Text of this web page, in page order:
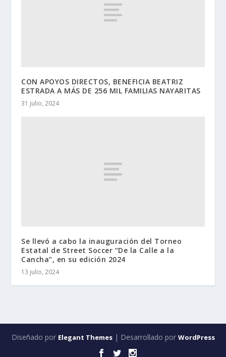
CON APOYOS DIRECTOS, BENEFICIA BEATRIZ
ESTRADA A MÁS DE 256 MIL FAMILIAS NAYARITAS
31 julio, 2024
Se llevó a cabo la inauguración del Torneo
Estatal de Street Soccer “De la Calle a la
Cancha”, en su edición 2024
13 julio, 2024
Diseñado por Elegant Themes| Desarrollado por WordPress